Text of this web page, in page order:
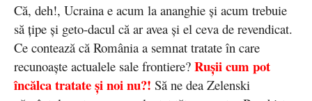
Că, deh!, Ucraina e acum la ananghie și acum trebuie
să țipe și geto-dacul că ar avea și el ceva de revendicat.
Ce contează că România a semnat tratate în care
recunoaște actualele sale frontiere? Rușii cum pot
încălca tratate și noi nu?! Să ne dea Zelenski